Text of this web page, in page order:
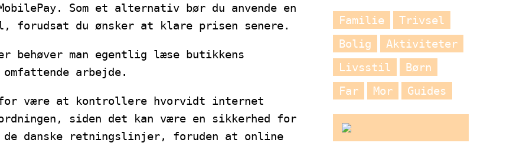
Som et alternativ bør du anvende en
forudsat du ønsker at klare prisen senere.
behøver man egentlig læse butikkens
arbejde.
være at kontrollere hvorvidt internet
ordningen, siden det kan være en sikkerhed for
de danske retningslinjer, foruden at online
Familie
Trivsel
Bolig
Aktiviteter
Livsstil
Børn
Far
Mor Guides